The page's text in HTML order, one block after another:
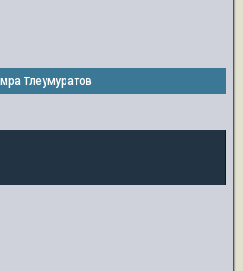
Тлеумуратов